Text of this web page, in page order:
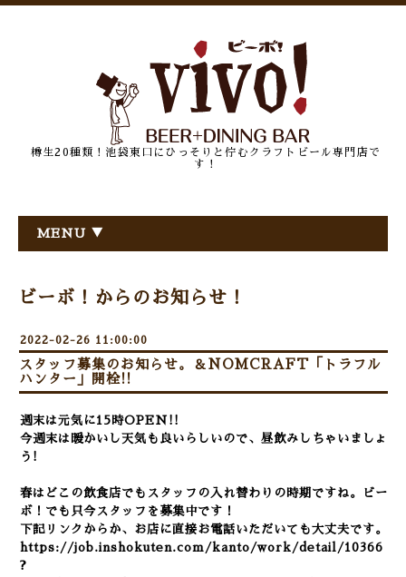
樽生20種類！池袋東口にひっそりと佇むクラフトビール専門店で
す！
MENU ▼
ビーボ！からのお知らせ！
2022-02-26 11:00:00
スタッフ募集のお知らせ。＆NOMCRAFT「トラフル
ハンター」開栓!!
週末は元気に15時OPEN!!
今週末は暖かいし天気も良いらしいので、昼飲みしちゃいましょ
う!
春はどこの飲食店でもスタッフの入れ替わりの時期ですね。ビー
ボ！でも只今スタッフを募集中です！
下記リンクからか、お店に直接お電話いただいても大丈夫です。
https://job.inshokuten.com/kanto/work/detail/10366
?